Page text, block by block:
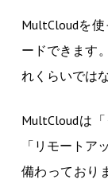
MultCloudを
ードできます
れくらいでは
MultCloudは
「リモートア
備わっており